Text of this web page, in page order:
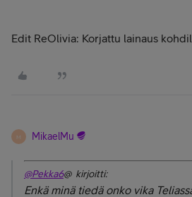
Edit ReOlivia: Korjattu lainaus
M MikaelMu
@Pekka6@ kirjoitti:
Enkä minä tiedä onko vika